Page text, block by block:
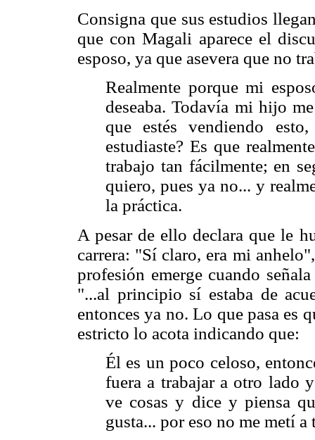
Consigna que sus estudios
que con Magali aparece el
esposo, ya que asevera que no
Realmente porque mi
deseaba. Todavía mi hijo
que estés vendiendo
estudiaste? Es que
trabajo tan fácilmente; en
quiero, pues ya no... y
la práctica.
A pesar de ello declara que le
carrera: "Sí claro, era mi
profesión emerge cuando
"...al principio sí estaba de
entonces ya no. Lo que pasa es
estricto lo acota indicando que:
Él es un poco celoso,
fuera a trabajar a otro lado
ve cosas y dice y piensa
gusta... por eso no me metí a